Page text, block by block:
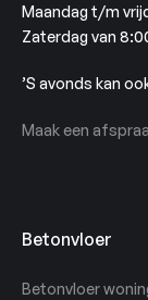
Maandag t/m
Zaterdag van
’S avonds kan
Maak een
Betonvloer
Betonvloer